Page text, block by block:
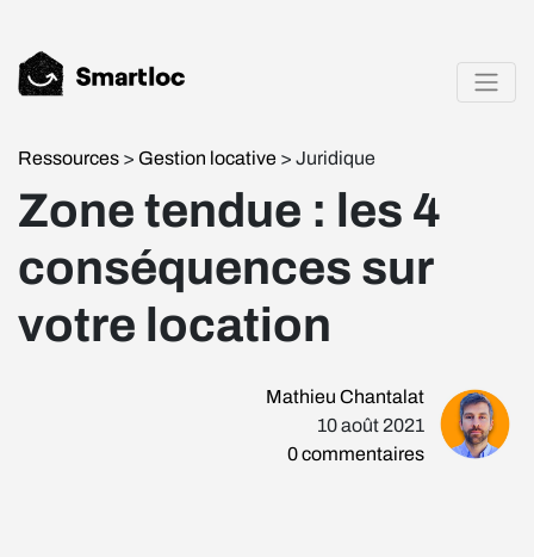
Ressources > Gestion locative > Juridique
Zone tendue : les 4
conséquences sur
votre location
Mathieu Chantalat
10 août 2021
0commentaires